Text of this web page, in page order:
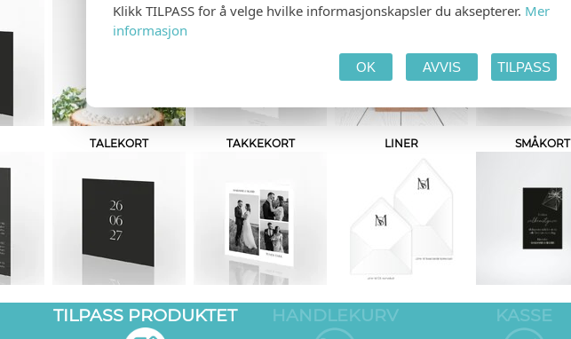
TALEKORT TAKKEKORT LINER SMÅKORT
TILPASS PRODUKTET HANDLEKURV KASSE
Klikk TILPASS for å velge hvilke informasjonskapsler du aksepterer. Mer
informasjon
OK AVVIS TILPASS